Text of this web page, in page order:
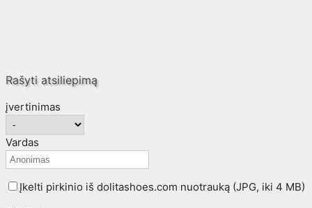
Rašyti atsiliepimą
įvertinimas
Vardas
Įkelti pirkinio iš dolitashoes.com nuotrauką (JPG, iki 4 MB)